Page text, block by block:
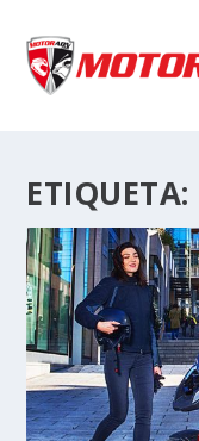
ETIQUETA: